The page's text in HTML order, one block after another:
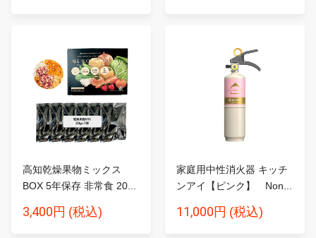
高知乾燥果物ミックス
BOX 5年保存 非常食 20...
3,400円 (税込)
家庭用中性消火器 キッチ
ンアイ【ピンク】 Non...
11,000円 (税込)